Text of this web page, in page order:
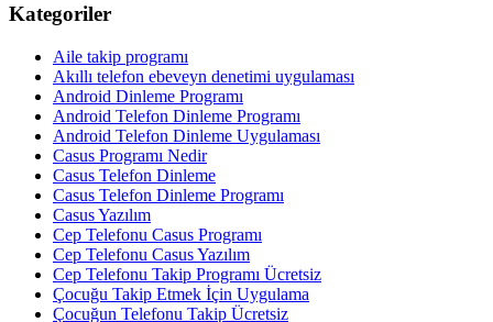
Kategoriler
Aile takip programı
Akıllı telefon ebeveyn denetimi uygulaması
Android Dinleme Programı
Android Telefon Dinleme Programı
Android Telefon Dinleme Uygulaması
Casus Programı Nedir
Casus Telefon Dinleme
Casus Telefon Dinleme Programı
Casus Yazılım
Cep Telefonu Casus Programı
Cep Telefonu Casus Yazılım
Cep Telefonu Takip Programı Ücretsiz
Çocuğu Takip Etmek İçin Uygulama
Çocuğun Telefonu Takip Ücretsiz